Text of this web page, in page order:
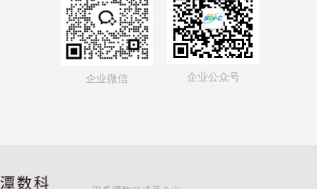
企业微信 企业公众号